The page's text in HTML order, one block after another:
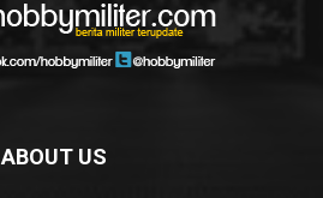
ABOUT US